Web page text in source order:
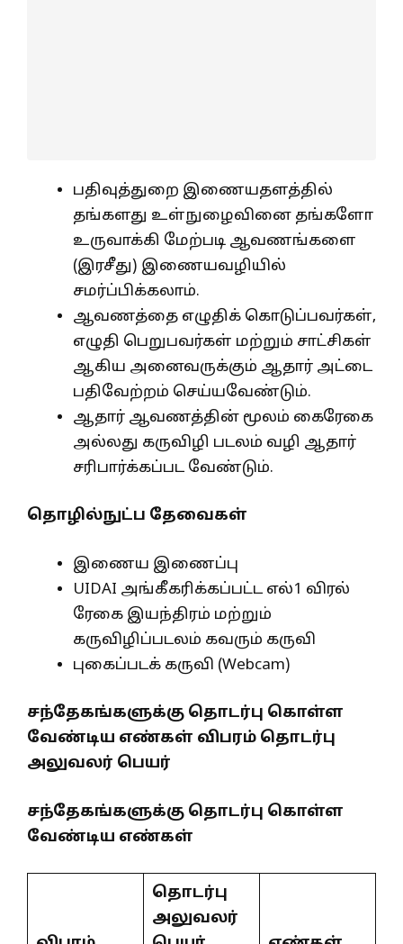
பதிவுத்துறை இணையதளத்தில்
தங்களது உள்நுழைவினை தங்களோ
உருவாக்கி மேற்படி ஆவணங்களை
(இரசீது) இணையவழியில்
சமர்ப்பிக்கலாம்.
ஆவணத்தை எழுதிக் கொடுப்பவர்கள்,
எழுதி பெறுபவர்கள் மற்றும் சாட்சிகள்
ஆகிய அனைவருக்கும் ஆதார் அட்டை
பதிவேற்றம் செய்யவேண்டும்.
ஆதார் ஆவணத்தின் மூலம் கைரேகை
அல்லது கருவிழி படலம் வழி ஆதார்
சரிபார்க்கப்பட வேண்டும்.
தொழில்நுட்ப தேவைகள்
இணைய இணைப்பு
UIDAI அங்கீகரிக்கப்பட்ட எல்1 விரல்
ரேகை இயந்திரம் மற்றும்
கருவிழிப்படலம் கவரும் கருவி
புகைப்படக் கருவி (Webcam)
சந்தேகங்களுக்கு தொடர்பு கொள்ள
வேண்டிய எண்கள் விபரம் தொடர்பு
அலுவலர் பெயர்
சந்தேகங்களுக்கு தொடர்பு கொள்ள
வேண்டிய எண்கள்
தொடர்பு
அலுவலர்